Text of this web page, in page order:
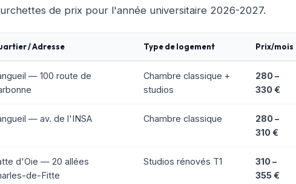
de prix pour l'année universitaire 2026-2027.
/ Adresse Type de logement Prix/mois
— 100 route de
Chambre classique +
studios
280 –
330 €
— av. de l'INSA Chambre classique
280 –
310 €
d'Oie — 20 allées
de-Fitte
Studios rénovés T1
310 –
355 €